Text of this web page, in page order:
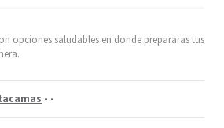
opciones saludables en donde prepararas tus
- -